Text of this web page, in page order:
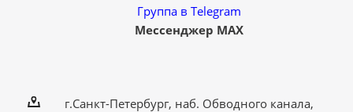
Группа в Telegram
Мессенджер MAX
г.Санкт-Петербург, наб. Обводного канала,